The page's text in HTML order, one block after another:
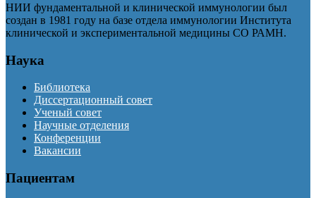
НИИ фундаментальной и клинической иммунологии был
создан в 1981 году на базе отдела иммунологии Института
клинической и экспериментальной медицины СО РАМН.
Наука
Библиотека
Диссертационный совет
Ученый совет
Научные отделения
Конференции
Вакансии
Пациентам